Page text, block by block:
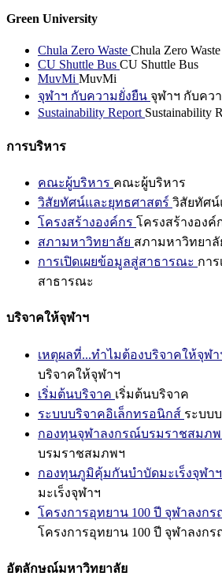
Green University
Chula Zero Waste Chula Zero Waste
CU Shuttle Bus CU Shuttle Bus
MuvMi MuvMi
จุฬาฯ กับความยั่งยืน จุฬาฯ กับคว
Sustainability Report Sustainability
การบริหาร
คณะผู้บริหาร คณะผู้บริหาร
วิสัยทัศน์และยุทธศาสตร์ วิสัยทัศน์
โครงสร้างองค์กร โครงสร้างองค์
สภามหาวิทยาลัย สภามหาวิทยาลั
การเปิดเผยข้อมูลสู่สาธารณะ กา
สาธารณะ
บริจาคให้จุฬาฯ
เหตุผลที่...ทำไมต้องบริจาคให้จุฬา
บริจาคให้จุฬาฯ
เริ่มต้นบริจาค เริ่มต้นบริจาค
ระบบบริจาคอิเล็กทรอนิกส์ ระบบ
กองทุนจุฬาลงกรณ์บรมราชสมภพ
บรมราชสมภพฯ
กองทุนภูมิคุ้มกันบำบัดมะเร็งจุฬาฯ
มะเร็งจุฬาฯ
โครงการอุทยาน 100 ปี จุฬาลงก
โครงการอุทยาน 100 ปี จุฬาลงก
อัตลักษณ์มหาวิทยาลัย